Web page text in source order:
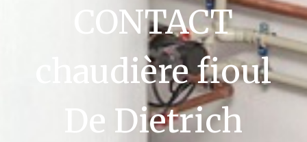
CONTACT
chaudière fioul
De Dietrich